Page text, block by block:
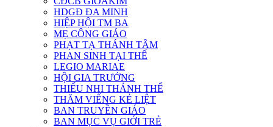
HDGĐ ĐA MINH
HIỆP HỘI TM BA
MẸ CÔNG GIÁO
PHẠT TẠ THÁNH TÂM
PHAN SINH TẠI THẾ
LEGIO MARIAE
HỘI GIA TRƯỞNG
THIẾU NHI THÁNH THỂ
THĂM VIẾNG KẺ LIỆT
BAN TRUYỀN GIÁO
BAN MỤC VỤ GIỚI TRẺ